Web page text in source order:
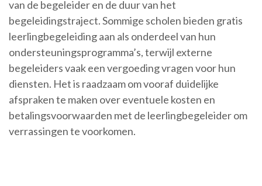
van de begeleider en de duur van het
begeleidingstraject. Sommige scholen bieden gratis
leerlingbegeleiding aan als onderdeel van hun
ondersteuningsprogramma’s, terwijl externe
begeleiders vaak een vergoeding vragen voor hun
diensten. Het is raadzaam om vooraf duidelijke
afspraken te maken over eventuele kosten en
betalingsvoorwaarden met de leerlingbegeleider om
verrassingen te voorkomen.